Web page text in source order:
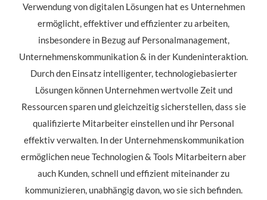
Verwendung von digitalen Lösungen hat es Unternehmen
ermöglicht, effektiver und effizienter zu arbeiten,
insbesondere in Bezug auf Personalmanagement,
Unternehmenskommunikation & in der Kundeninteraktion.
Durch den Einsatz intelligenter, technologiebasierter
Lösungen können Unternehmen wertvolle Zeit und
Ressourcen sparen und gleichzeitig sicherstellen, dass sie
qualifizierte Mitarbeiter einstellen und ihr Personal
effektiv verwalten. In der Unternehmenskommunikation
ermöglichen neue Technologien & Tools Mitarbeitern aber
auch Kunden, schnell und effizient miteinander zu
kommunizieren, unabhängig davon, wo sie sich befinden.